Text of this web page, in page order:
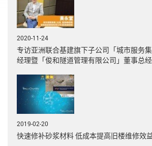
2020-11-24
专访亚洲联合基建旗下子公司「城市服务
经理暨「俊和隧道管理有限公司」董事总
2019-02-20
快速修补砂浆材料 低成本提高旧楼维修效